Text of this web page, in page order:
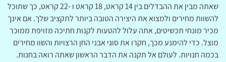
שאתה מבין את ההבדלים בין 14 קראט, 18 קראט ו -22 קראט, כך שתוכל
להשוות מחירים ולמצוא את היצירה הטובה ביותר לתקציב שלך. אם אינך
מכיר מונחי תכשיטים, אתה עלול להטעות לקנות חתיכה מזויפת ממוכר
מוצל. כדי להימנע מכך, חקרו את סוגי אבני החן הרצויות והשוו מחירים
בכמה חנויות. לעולם אל תקנה את הדבר הראשון שאתה רואה בחנות.